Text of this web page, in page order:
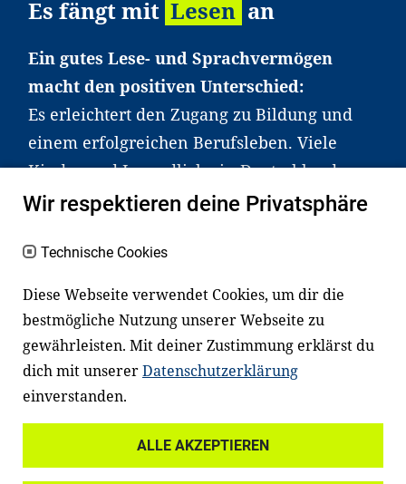
Es fängt mit Lesen an
Ein gutes Lese- und Sprachvermögen
macht den positiven Unterschied:
Es erleichtert den Zugang zu Bildung und
einem erfolgreichen Berufsleben. Viele
Kinder und Jugendliche in Deutschland
haben aber große Schwierigkeiten dabei.
an Familien sowie an Erzieher*innen,
Lehrer*innen und andere
Fachexpert*innen. Dafür arbeiten wir eng
mit Ministerien, wissenschaftlichen
Einrichtungen, Verbänden, Unternehmen
und anderen Stiftungen zusammen.
Wir respektieren deine Privatsphäre
Technische Cookies
Diese Webseite verwendet Cookies, um dir die
bestmögliche Nutzung unserer Webseite zu
gewährleisten. Mit deiner Zustimmung erklärst du
dich mit unsererDatenschutzerklärung
einverstanden.
ALLE AKZEPTIEREN